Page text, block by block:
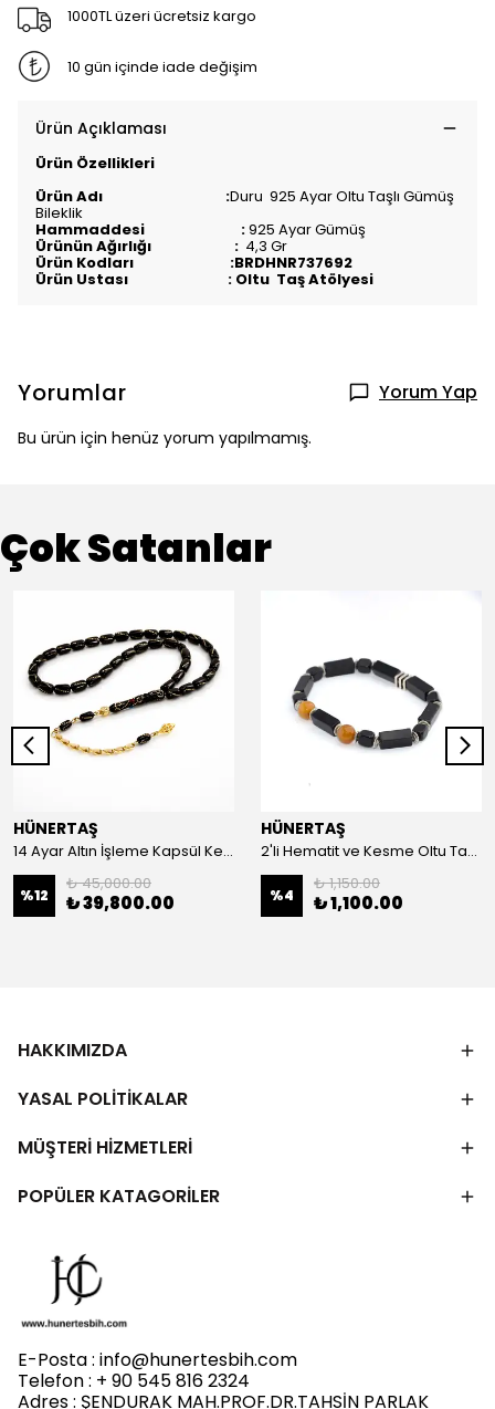
1000TL üzeri ücretsiz kargo
10 gün içinde iade değişim
Ürün Açıklaması
Ürün Özellikleri
Ürün Adı :Duru 925 Ayar Oltu Taşlı Gümüş
Bileklik
Hammaddesi :925 Ayar Gümüş
Ürünün Ağırlığı : 4,3 Gr
Ürün Kodları :BRDHNR737692
Ürün Ustası : Oltu Taş Atölyesi
Yorumlar Yorum Yap
Bu ürün için henüz yorum yapılmamış.
Çok Satanlar
HÜNERTAŞ
14 Ayar Altın İşleme Kapsül Kesim Oltu Taşı Tespih
%12
₺ 45,000.00
₺ 39,800.00
HÜNERTAŞ
2'li Hematit ve Kesme Oltu Taşı Bileklik
%4
₺ 1,150.00
₺ 1,100.00
HAKKIMIZDA
YASAL POLİTİKALAR
MÜŞTERİ HİZMETLERİ
POPÜLER KATAGORİLER
E-Posta : info@hunertesbih.com
Telefon : + 90 545 816 2324
Adres : ŞENDURAK MAH.PROF.DR.TAHSİN PARLAK